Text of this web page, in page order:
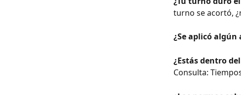
turno se acortó,
¿Se aplicó algún
¿Estás dentro
Consulta: